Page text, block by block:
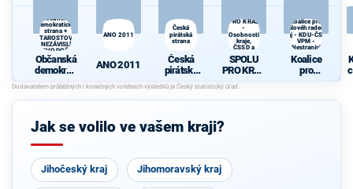
Občanská
demokratická
strana +
STAROSTOVÉ
A NEZÁVISLÍ a
VÝCHODOČEŠI
Občanská
demokrati
cká strana
+
STAROST
NEZÁVISL
VÝCHODO
ČEŠI
ANO 2011
ANO 2011
Česká
pirátská
strana
Česká
pirátská
strana
PRO KRAJ
-
Osobnosti
kraje,
ČSSD a
SPOLU
PRO KRAJ
Osobnosti
kraje,
Koalice pro
Královéhradecký
kraj - KDU-ČSL -
VPM -
Nestraníci
Koalice
pro
Královéhra
- KDU-
Jak se volilo ve vašem kraji?
Jihočeský kraj Jihomoravský kraj